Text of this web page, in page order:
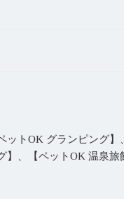
ットOK グランピング
】、【ペットOK 温泉